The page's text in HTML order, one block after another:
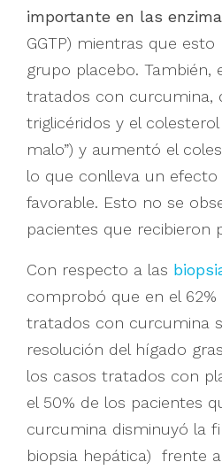
importante en las
GGTP) mientras que
grupo placebo. También,
tratados con curcumina,
triglicéridos y el colesterol
malo”) y aumentó el
lo que conlleva un efecto
favorable. Esto no se
pacientes que recibieron
Con respecto a las
comprobó que en el 62%
tratados con curcumina
resolución del hígado
los casos tratados con
el 50% de los pacientes
curcumina disminuyó la
biopsia hepática) frente